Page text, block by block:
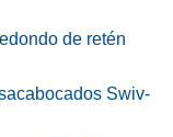
de retén
Swiv-